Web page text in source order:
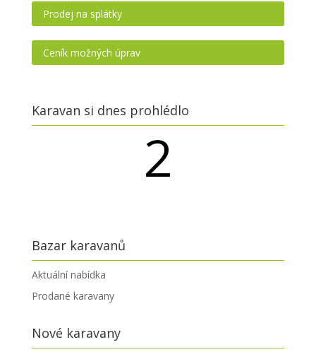
Prodej na splátky
Ceník možných úprav
Karavan si dnes prohlédlo
2
Bazar karavanů
Aktuální nabídka
Prodané karavany
Nové karavany